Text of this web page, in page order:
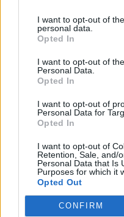
I want to opt-out of
personal data.
Opted In
I want to opt-out of
Personal Data.
Opted In
I want to opt-out of
Personal Data for
Opted In
I want to opt-out of
Retention, Sale, and/
Personal Data that Is
Purposes for which it
Opted Out
CONFIRM
A város népe szívébe
hűségét, élelmet vittek
megbetegedett.
legmélyén a számára
örök hűséget. 14 éven át
maga is lehunyta szemét.
Története rengeteg embert
angliai állatmentő
városi tanácshoz, hogy
melynek tetején Bobby
Brody szobrász készítette
fel mindenféle
temetőjével szemben.
alkotása közel 150 éve áll
egy kiskutyával, kinek